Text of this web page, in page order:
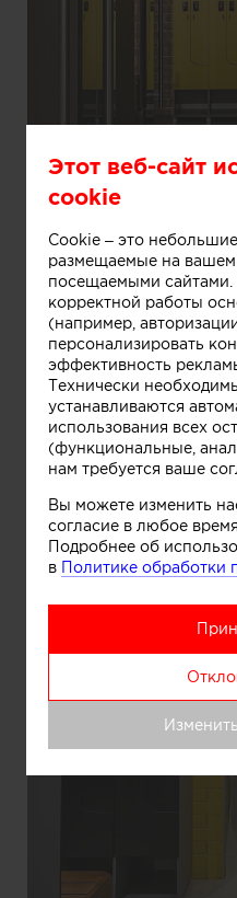
Женская раздевалка в
Этот веб-сайт
cookie
Cookie – это
размещаемые на вашем
посещаемыми
корректной работы
(например,
персонализировать
эффективность
Технически
устанавливаются
использования всех
(функциональные,
нам требуется ваше
Вы можете изменить
согласие в любое
Подробнее об
в Политике обработки